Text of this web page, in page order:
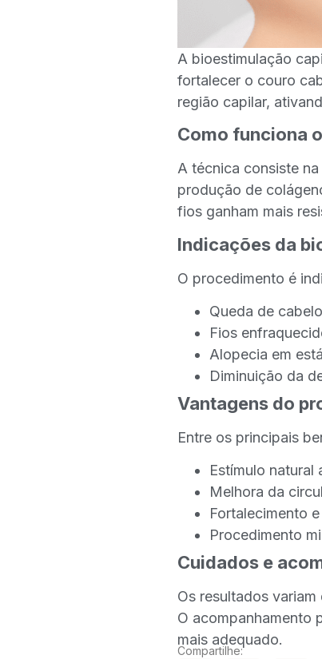
A bioestimulação
fortalecer o couro
região capilar,
Como funciona
A técnica consiste
produção de
fios ganham mais
Indicações da
O procedimento é
Queda de
Fios
Alopecia em
Diminuição da
Vantagens do
Entre os principais
Estímulo natural
Melhora da
Fortalecimento
Procedimento
Cuidados e
Os resultados
O acompanhamento
mais adequado.
Compartilhe: